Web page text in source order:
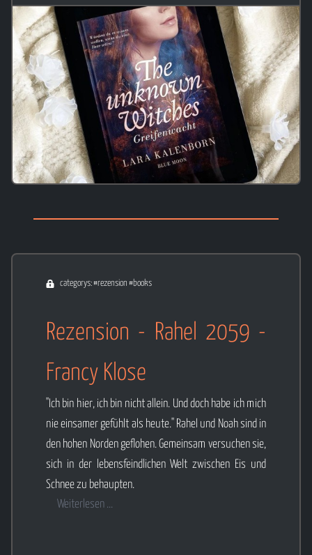
categorys: #rezension #books
Rezension - Rahel 2059 -
Francy Klose
"Ich bin hier, ich bin nicht allein. Und doch habe ich mich
nie einsamer gefühlt als heute." Rahel und Noah sind in
den hohen Norden geflohen. Gemeinsam versuchen sie,
sich in der lebensfeindlichen Welt zwischen Eis und
Schnee zu behaupten.
Weiterlesen ...